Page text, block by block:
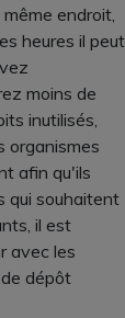
endroit,
heures il peut
moins de
inutilisés,
organismes
afin qu'ils
qui souhaitent
il est
avec les
dépôt